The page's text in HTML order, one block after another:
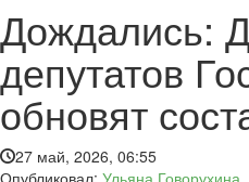
Дождались:
депутатов
обновят
27 май, 2026, 06:55
Опубликовал: Ульяна Говорухина